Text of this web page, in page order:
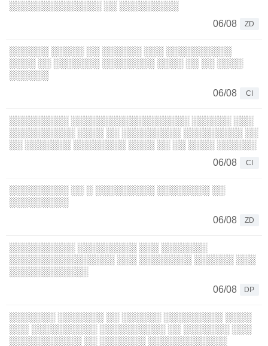
░░░░░░░░░░░░░░ ░░ ░░░░░░░░░
06/08
ZD
░░░░░░ ░░░░░ ░░ ░░░░░░ ░░░ ░░░░░░░░░░
░░░░ ░░ ░░░░░░░ ░░░░░░░░ ░░░░ ░░ ░░ ░░░░
░░░░░░
06/08
CI
░░░░░░░░░ ░░░░░░░░░░░░░░░░░░ ░░░░░░ ░░░
░░░░░░░░░░ ░░░░ ░░ ░░░░░░░░░ ░░░░░░░░░ ░░
░░ ░░░░░░░ ░░░░░░░░ ░░░░ ░░ ░░ ░░░░ ░░░░░░
06/08
CI
░░░░░░░░░ ░░ ░ ░░░░░░░░░ ░░░░░░░░ ░░
░░░░░░░░░
06/08
ZD
░░░░░░░░░░ ░░░░░░░░░ ░░░ ░░░░░░░
░░░░░░░░░░░░░░░░ ░░░ ░░░░░░░░ ░░░░░░ ░░░
░░░░░░░░░░░░
06/08
DP
░░░░░░░ ░░░░░░░ ░░ ░░░░░░ ░░░░░░░░░ ░░░░
░░░ ░░░░░░░░░░ ░░░░░░░░░░ ░░ ░░░░░░░ ░░░
░░░░░░░░░░░ ░░ ░░░░░░░ ░░░░░░░░░░░░